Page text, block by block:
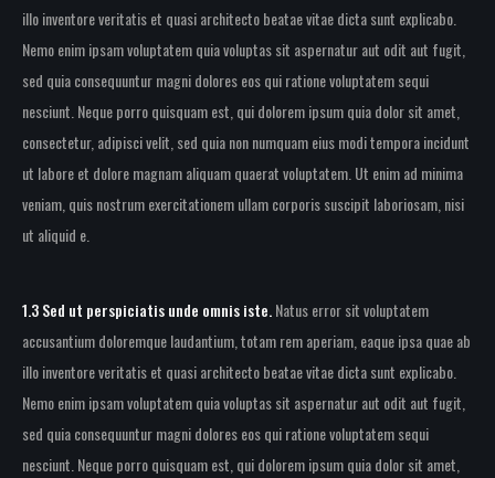
illo inventore veritatis et quasi architecto beatae vitae dicta sunt explicabo.
Nemo enim ipsam voluptatem quia voluptas sit aspernatur aut odit aut fugit,
sed quia consequuntur magni dolores eos qui ratione voluptatem sequi
nesciunt. Neque porro quisquam est, qui dolorem ipsum quia dolor sit amet,
consectetur, adipisci velit, sed quia non numquam eius modi tempora incidunt
ut labore et dolore magnam aliquam quaerat voluptatem. Ut enim ad minima
veniam, quis nostrum exercitationem ullam corporis suscipit laboriosam, nisi
ut aliquid e.
1.3 Sed ut perspiciatis unde omnis iste.Natus error sit voluptatem
accusantium doloremque laudantium, totam rem aperiam, eaque ipsa quae ab
illo inventore veritatis et quasi architecto beatae vitae dicta sunt explicabo.
Nemo enim ipsam voluptatem quia voluptas sit aspernatur aut odit aut fugit,
sed quia consequuntur magni dolores eos qui ratione voluptatem sequi
nesciunt. Neque porro quisquam est, qui dolorem ipsum quia dolor sit amet,